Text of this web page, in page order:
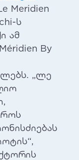
Meridien
ს
ამ
By
„ლე